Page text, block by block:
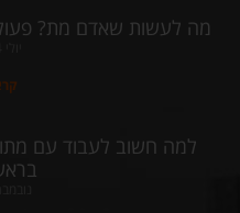
מה לעשות שאדם מת?
למה חשוב לעבוד עם